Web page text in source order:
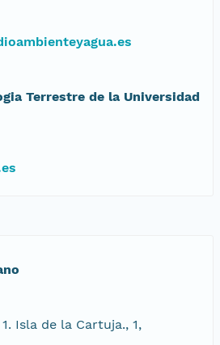
Terrestre de la Universidad
Isla de la Cartuja., 1,